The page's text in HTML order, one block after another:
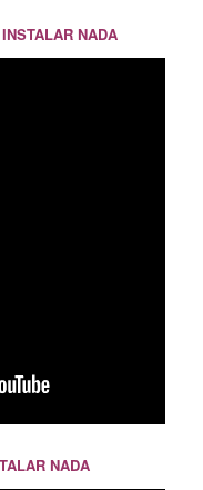
NADA
NADA